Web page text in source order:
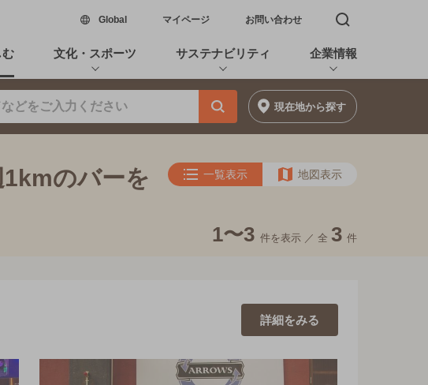
Global新しいウィンドウで開く
マイページ お問い合わせ 検索窓を開く
む 文化・スポーツ サステナビリティ 企業情報
現在地から探す
のバーを
一覧表示 地図表示
1〜3 件を表示 ／ 全 3 件
詳細をみる